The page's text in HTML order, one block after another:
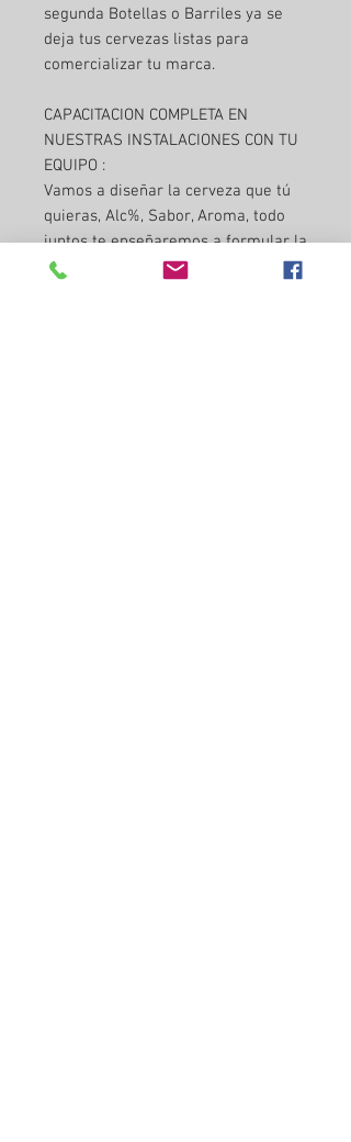
segunda Botellas o Barriles ya se
deja tus cervezas listas para
comercializar tu marca.
CAPACITACION COMPLETA EN
NUESTRAS INSTALACIONES CON TU
EQUIPO :
Vamos a diseñar la cerveza que tú
quieras, Alc%, Sabor, Aroma, todo
juntos te enseñaremos a formular la
receta , te mostraremos los mejores